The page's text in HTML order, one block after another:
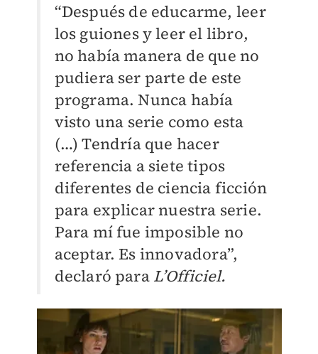
“Después de educarme, leer
los guiones y leer el libro,
no había manera de que no
pudiera ser parte de este
programa. Nunca había
visto una serie como esta
(…)Tendría que hacer
referencia a siete tipos
diferentes de ciencia ficción
para explicar nuestra serie.
Para mí fue imposible no
aceptar. Es innovadora”,
declaró para L’Officiel.